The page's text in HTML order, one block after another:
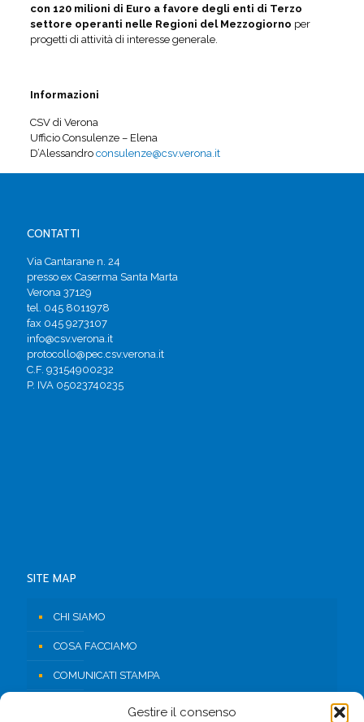
Gestire il consenso
con 120 milioni di Euro a favore degli enti di Terzo
settore operanti nelle Regioni del Mezzogiorno per
progetti di attività di interesse generale.
Informazioni
CSV di Verona
Ufficio Consulenze – Elena
D’Alessandro consulenze@csv.verona.it
CONTATTI
Via Cantarane n. 24
presso ex Caserma Santa Marta
Verona 37129
tel. 045 8011978
fax 045 9273107
info@csv.verona.it
protocollo@pec.csv.verona.it
C.F. 93154900232
P. IVA 05023740235
SITE MAP
CHI SIAMO
COSA FACCIAMO
COMUNICATI STAMPA